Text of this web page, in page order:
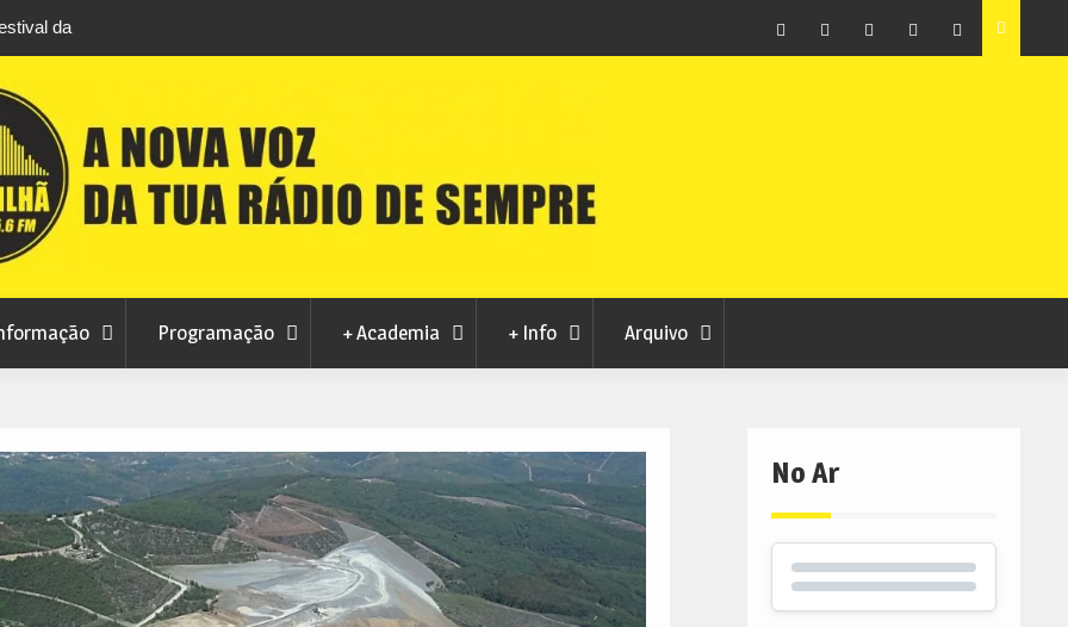
da
levou milhares de visitantes a Penamacor
Covilhã avança com a desmaterialização do Arquivo
Municipal
Programação + Academia + Info Arquivo
No Ar